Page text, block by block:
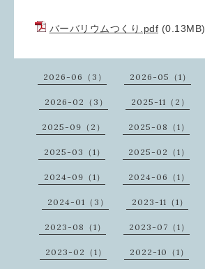
バーバリウムつくり.pdf (0.13MB)
2026-06（3） 2026-05（1）
2026-02（3） 2025-11（2）
2025-09（2） 2025-08（1）
2025-03（1） 2025-02（1）
2024-09（1） 2024-06（1）
2024-01（3） 2023-11（1）
2023-08（1） 2023-07（1）
2023-02（1） 2022-10（1）